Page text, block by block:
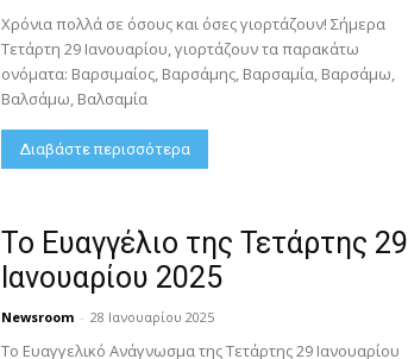
Χρόνια πολλά σε όσους και όσες γιορτάζουν! Σήμερα
Τετάρτη 29 Ιανουαρίου, γιορτάζουν τα παρακάτω
ονόματα: Βαρσιμαίος, Βαρσάμης, Βαρσαμία, Βαρσάμω,
Βαλσάμω, Βαλσαμία
Διαβάστε περισσότερα
Το Ευαγγέλιο της Τετάρτης 29
Ιανουαρίου 2025
Newsroom - 28 Ιανουαρίου 2025
Το Ευαγγελικό Ανάγνωσμα της Τετάρτης 29 Ιανουαρίου